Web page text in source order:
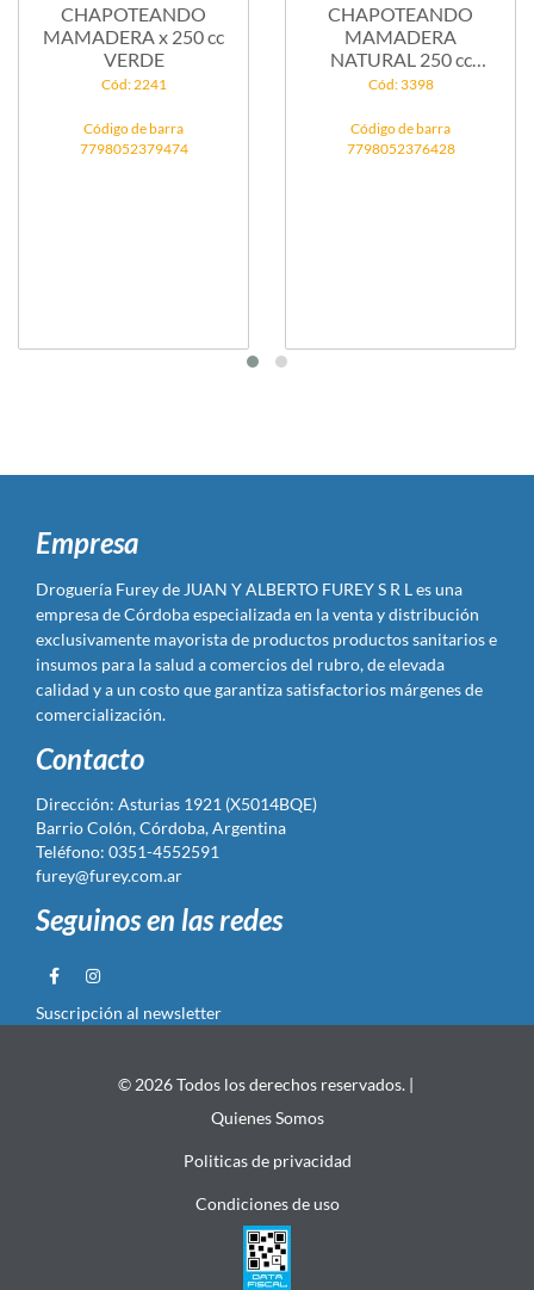
CHAPOTEANDO
MAMADERA x 250 cc
VERDE
Cód: 2241
Código de barra
7798052379474
CHAPOTEANDO
MAMADERA
NATURAL 250 cc
CELESTE
Cód: 3398
Código de barra
7798052376428
Empresa
Droguería Furey de JUAN Y ALBERTO FUREY S R L es una
empresa de Córdoba especializada en la venta y distribución
exclusivamente mayorista de productos productos sanitarios e
insumos para la salud a comercios del rubro, de elevada
calidad y a un costo que garantiza satisfactorios márgenes de
comercialización.
Contacto
Dirección: Asturias 1921 (X5014BQE)
Barrio Colón, Córdoba, Argentina
Teléfono: 0351-4552591
furey@furey.com.ar
Seguinos en las redes
Suscripción al newsletter
© 2026 Todos los derechos reservados. |
Quienes Somos
Politicas de privacidad
Condiciones de uso